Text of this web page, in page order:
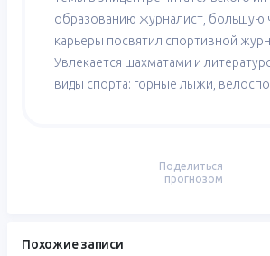
образованию журналист, большую
карьеры посвятил спортивной
Увлекается шахматами и
виды спорта: горные лыжи,
Поделиться
прогнозом
Похожие записи